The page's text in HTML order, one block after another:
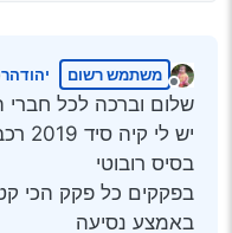
מנותק
משתמש רשום יהודהר
שלום וברכה לכל חברי
יש
בסיס רובוטי
בפקקים כל פקק הכי
באמצע נסיעה